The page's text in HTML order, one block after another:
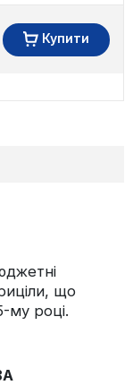
Купити
що
му році.